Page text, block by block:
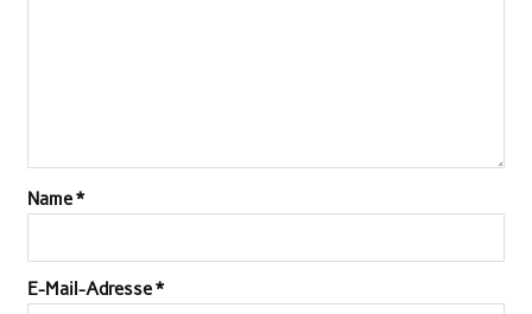
Name*
E-Mail-Adresse*